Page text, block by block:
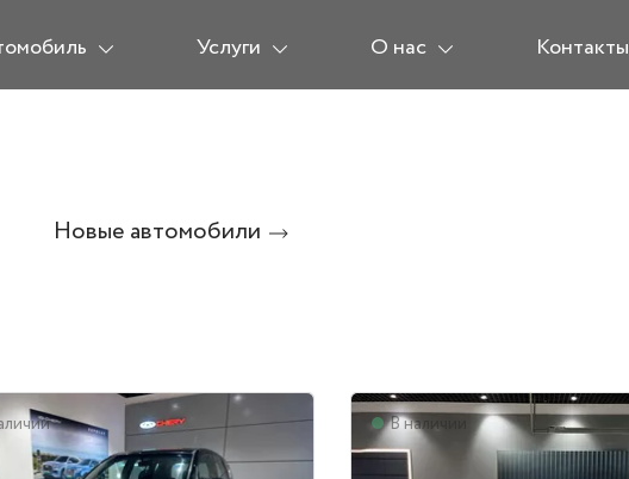
Услуги О нас Контакты
Новые автомобили
В наличии